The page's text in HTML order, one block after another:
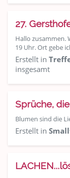
27.
Hallo zusammen.
19 Uhr. Ort gebe
Erstellt in
insgesamt
Sprüche,
Blumen sind die
Erstellt in